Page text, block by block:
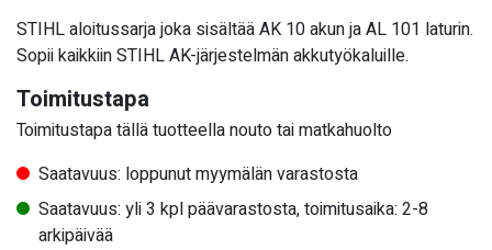
STIHL aloitussarja joka sisältää AK 10 akun ja AL 101 laturin.
Sopii kaikkiin STIHL AK-järjestelmän akkutyökaluille.
Toimitustapa
Toimitustapa tällä tuotteella nouto tai matkahuolto
Saatavuus: loppunut myymälän varastosta
Saatavuus: yli 3 kpl päävarastosta, toimitusaika: 2-8
arkipäivää